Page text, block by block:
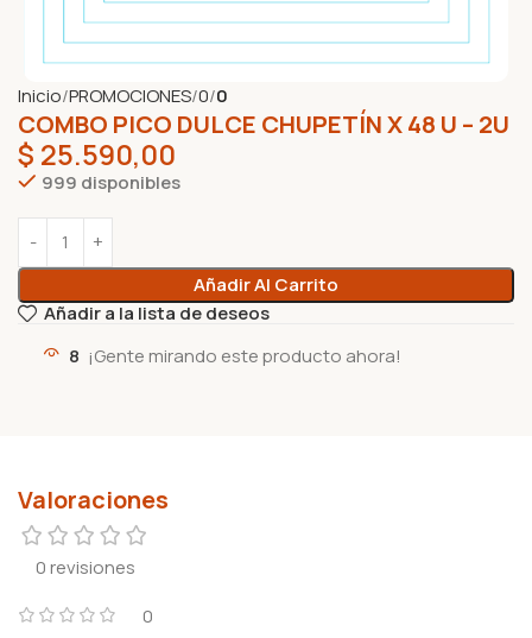
Inicio PROMOCIONES 0 0
COMBO PICO DULCE CHUPETÍN X 48 U – 2U
$ 25.590,00
999 disponibles
Añadir Al Carrito
Añadir a la lista de deseos
8 ¡Gente mirando este producto ahora!
Valoraciones
0 revisiones
0